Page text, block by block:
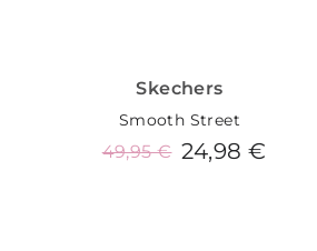
Skechers
Smooth Street
24,98 €
49,95 €